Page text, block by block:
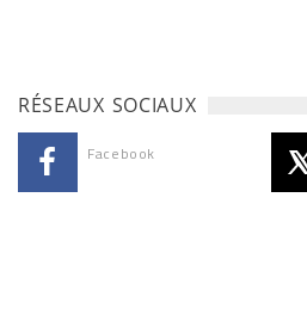
RÉSEAUX SOCIAUX
Facebook